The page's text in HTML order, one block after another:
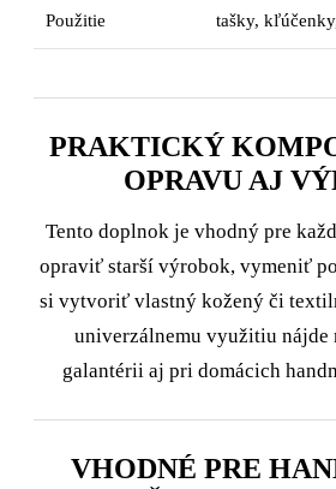
Použitie tašky,
PRAKTICKÝ
OPRAVU AJ
Tento doplnok je vhodný pre
opraviť starší výrobok, vymeniť
si vytvoriť vlastný kožený či
univerzálnemu využitiu nájde
galantérii aj pri domácich
VHODNÉ PRE